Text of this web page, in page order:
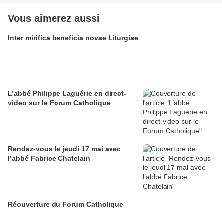
Vous aimerez aussi
Inter mirifica beneficia novae Liturgiae
L’abbé Philippe Laguérie en direct-
video sur le Forum Catholique
Rendez-vous le jeudi 17 mai avec
l’abbé Fabrice Chatelain
Réouverture du Forum Catholique